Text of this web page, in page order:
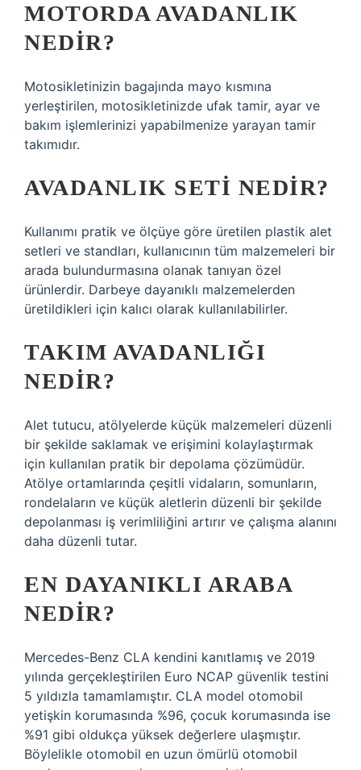
MOTORDA AVADANLIK
NEDIR?
Motosikletinizin bagajında ​​mayo kısmına
yerleştirilen, motosikletinizde ufak tamir, ayar ve
bakım işlemlerinizi yapabilmenize yarayan tamir
takımıdır.
AVADANLIK SETI NEDIR?
Kullanımı pratik ve ölçüye göre üretilen plastik alet
setleri ve standları, kullanıcının tüm malzemeleri bir
arada bulundurmasına olanak tanıyan özel
ürünlerdir. Darbeye dayanıklı malzemelerden
üretildikleri için kalıcı olarak kullanılabilirler.
TAKIM AVADANLIĞI
NEDIR?
Alet tutucu, atölyelerde küçük malzemeleri düzenli
bir şekilde saklamak ve erişimini kolaylaştırmak
için kullanılan pratik bir depolama çözümüdür.
Atölye ortamlarında çeşitli vidaların, somunların,
rondelaların ve küçük aletlerin düzenli bir şekilde
depolanması iş verimliliğini artırır ve çalışma alanını
daha düzenli tutar.
EN DAYANIKLI ARABA
NEDIR?
Mercedes-Benz CLA kendini kanıtlamış ve 2019
yılında gerçekleştirilen Euro NCAP güvenlik testini
5 yıldızla tamamlamıştır. CLA model otomobil
yetişkin korumasında %96, çocuk korumasında ise
%91 gibi oldukça yüksek değerlere ulaşmıştır.
Böylelikle otomobil en uzun ömürlü otomobil